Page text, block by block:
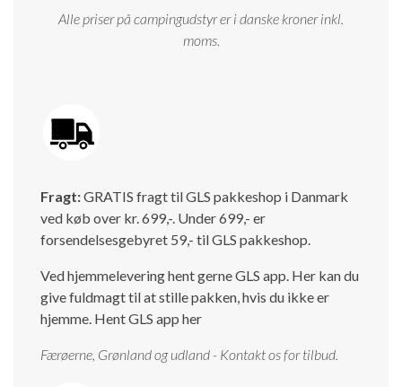
Isabella fortelte til specialvogne
GPDR - KG Camping Kundeklub
Alle priser på campingudstyr er i danske kroner inkl.
moms.
Fragt:GRATIS fragt til GLS pakkeshop i Danmark
ved køb over kr. 699,-. Under 699,- er
forsendelsesgebyret 59,- til GLS pakkeshop.
Ved hjemmelevering hent gerne GLS app. Her kan du
give fuldmagt til at stille pakken, hvis du ikke er
hjemme. Hent GLS app her
Færøerne, Grønland og udland - Kontakt os for tilbud.